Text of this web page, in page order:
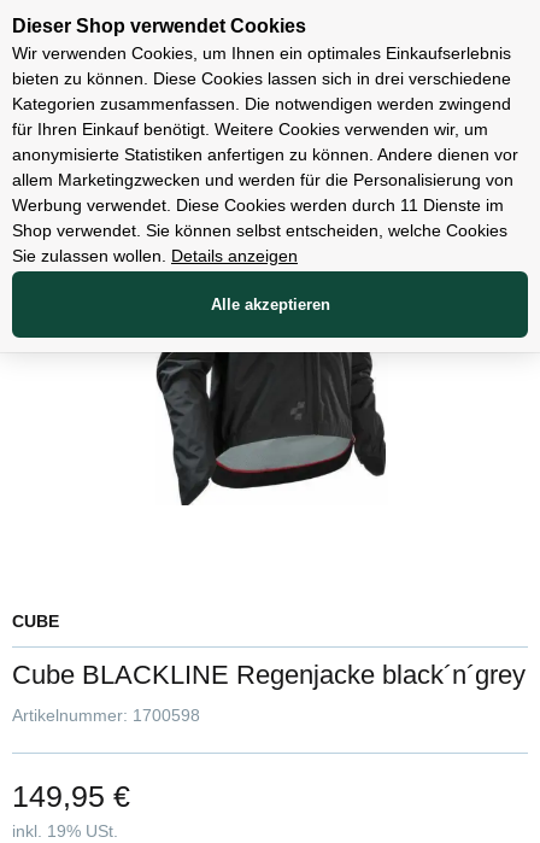
Unsere Filialen
Bekleidung
CUBE
Cube BLACKLINE Regenjacke black´n´grey
Artikelnummer: 1700598
149,95 €
inkl. 19% USt.
Dieser Shop verwendet Cookies
Wir verwenden Cookies, um Ihnen ein optimales Einkaufserlebnis
bieten zu können. Diese Cookies lassen sich in drei verschiedene
Kategorien zusammenfassen. Die notwendigen werden zwingend
für Ihren Einkauf benötigt. Weitere Cookies verwenden wir, um
anonymisierte Statistiken anfertigen zu können. Andere dienen vor
allem Marketingzwecken und werden für die Personalisierung von
Werbung verwendet. Diese Cookies werden durch 11 Dienste im
Shop verwendet. Sie können selbst entscheiden, welche Cookies
Sie zulassen wollen.
Details anzeigen
Alle akzeptieren